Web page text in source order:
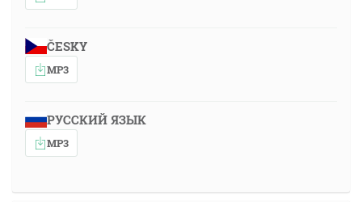
ČESKY
MP3
РУССКИЙ ЯЗЫК
MP3